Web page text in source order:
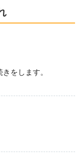
をします。